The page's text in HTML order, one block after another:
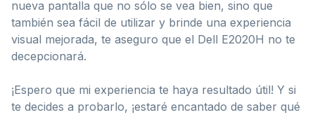
nueva pantalla que no sólo se vea bien, sino que
también sea fácil de utilizar y brinde una experiencia
visual mejorada, te aseguro que el Dell E2020H no te
decepcionará.
¡Espero que mi experiencia te haya resultado útil! Y si
te decides a probarlo, ¡estaré encantado de saber qué